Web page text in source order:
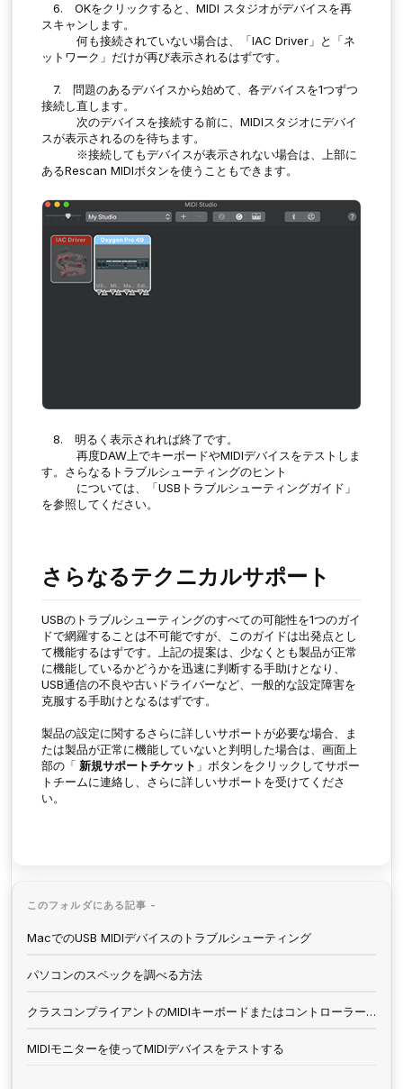
6. OKをクリックすると、MIDI スタジオがデバイスを再
スキャンします。
何も接続されていない場合は、「IAC Driver」と「ネ
ットワーク」だけが再び表示されるはずです。
7. 問題のあるデバイスから始めて、各デバイスを1つずつ
接続し直します。
次のデバイスを接続する前に、MIDIスタジオにデバイ
スが表示されるのを待ちます。
※接続してもデバイスが表示されない場合は、上部に
あるRescan MIDIボタンを使うこともできます。
8. 明るく表示されれば終了です。
再度DAW上でキーボードやMIDIデバイスをテストしま
す。さらなるトラブルシューティングのヒント
については、「USBトラブルシューティングガイド」
を参照してください。
さらなるテクニカルサポート
USBのトラブルシューティングのすべての可能性を1つのガイ
ドで網羅することは不可能ですが、このガイドは出発点とし
て機能するはずです。上記の提案は、少なくとも製品が正常
に機能しているかどうかを迅速に判断する手助けとなり、
USB通信の不良や古いドライバーなど、一般的な設定障害を
克服する手助けとなるはずです。
製品の設定に関するさらに詳しいサポートが必要な場合、ま
たは製品が正常に機能していないと判明した場合は、画面上
部の「 新規サポートチケット 」ボタンをクリックしてサポー
トチームに連絡し、さらに詳しいサポートを受けてくださ
い。
このフォルダにある記事 -
MacでのUSB MIDIデバイスのトラブルシューティング
パソコンのスペックを調べる方法
クラスコンプライアントのMIDIキーボードまたはコントローラーの接続についてのトラブルシューティング方法
MIDIモニターを使ってMIDIデバイスをテストする